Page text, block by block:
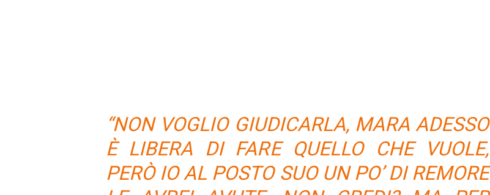
“NON VOGLIO GIUDICARLA, MARA ADESSO
È LIBERA DI FARE QUELLO CHE VUOLE,
PERÒ IO AL POSTO SUO UN PO’ DI REMORE